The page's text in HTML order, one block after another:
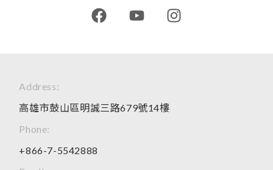
Address:
高雄市鼓山區明誠三路679號14樓
Phone:
+866-7-5542888